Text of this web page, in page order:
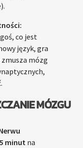
co jest
język, gra
zmusza mózg
MÓZGU
5 minut na